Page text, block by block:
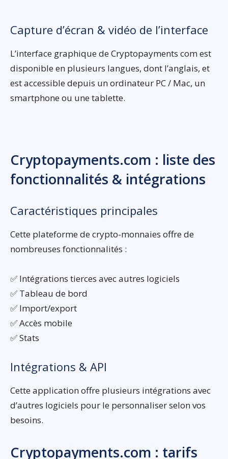
Capture d’écran & vidéo de l’interface
L’interface graphique de Cryptopayments com est
disponible en plusieurs langues, dont l’anglais, et
est accessible depuis un ordinateur PC / Mac, un
smartphone ou une tablette.
Cryptopayments.com : liste des
fonctionnalités & intégrations
Caractéristiques principales
Cette plateforme de crypto-monnaies offre de
nombreuses fonctionnalités :
✅ Intégrations tierces avec autres logiciels
✅ Tableau de bord
✅ Import/export
✅ Accès mobile
✅ Stats
Intégrations & API
Cette application offre plusieurs intégrations avec
d’autres logiciels pour le personnaliser selon vos
besoins.
Cryptopayments.com : tarifs